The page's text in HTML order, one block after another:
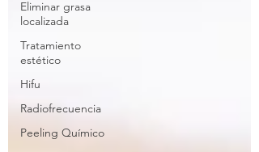
Eliminar grasa
localizada
Tratamiento
estético
Hifu
Radiofrecuencia
Peeling Químico